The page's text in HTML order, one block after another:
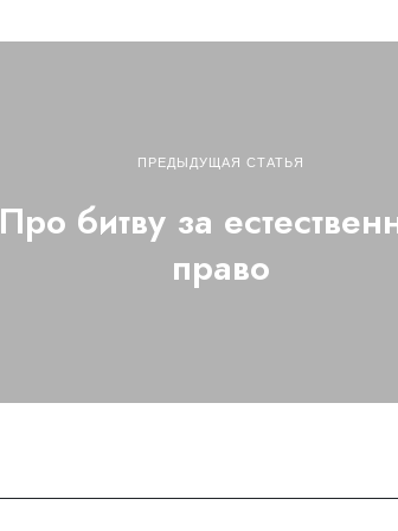
ПРЕДЫДУЩАЯ СТАТЬЯ
Про битву за
право